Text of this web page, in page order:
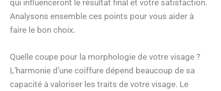
qui influenceront le résultat final et votre satisfaction.
Analysons ensemble ces points pour vous aider à
faire le bon choix.
Quelle coupe pour la morphologie de votre visage ?
L’harmonie d’une coiffure dépend beaucoup de sa
capacité à valoriser les traits de votre visage. Le